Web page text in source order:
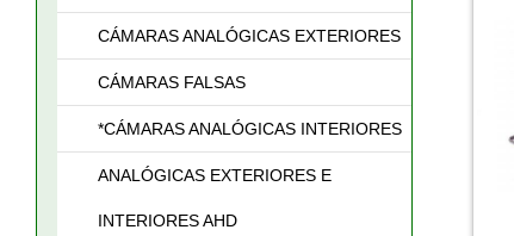
CÁMARAS ANALÓGICAS EXTERIORES
CÁMARAS FALSAS
*CÁMARAS ANALÓGICAS INTERIORES
ANALÓGICAS EXTERIORES E
INTERIORES AHD